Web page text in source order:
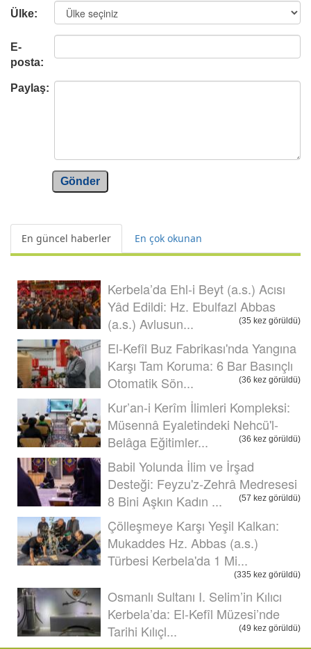
Ülke:
E-
posta:
Paylaş:
Gönder
En güncel haberler En çok okunan
Kerbela’da Ehl-i Beyt (a.s.) Acısı
Yâd Edildi: Hz. Ebulfazl Abbas
(a.s.) Avlusun...
(35 kez görüldü)
El-Kefîl Buz Fabrikası'nda Yangına
Karşı Tam Koruma: 6 Bar Basınçlı
Otomatik Sön...
(36 kez görüldü)
Kur’an-i Kerîm İlimleri Kompleksi:
Müsennâ Eyaletindeki Nehcü'l-
Belâga Eğitimler...
(36 kez görüldü)
Babil Yolunda İlim ve İrşad
Desteği: Feyzu'z-Zehrâ Medresesi
8 Bini Aşkın Kadın ...
(57 kez görüldü)
Çölleşmeye Karşı Yeşil Kalkan:
Mukaddes Hz. Abbas (a.s.)
Türbesi Kerbela'da 1 Mi...
(335 kez görüldü)
Osmanlı Sultanı I. Selim’in Kılıcı
Kerbela’da: El-Kefîl Müzesi’nde
Tarihi Kılıçl...
(49 kez görüldü)